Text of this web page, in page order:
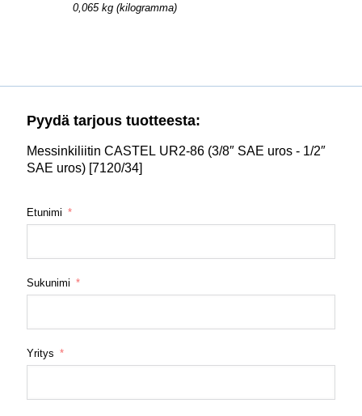
0,065 kg (kilogramma)
Pyydä tarjous tuotteesta:
Messinkiliitin CASTEL UR2-86 (3/8″ SAE uros - 1/2″
SAE uros) [7120/34]
Etunimi
Sukunimi
Yritys